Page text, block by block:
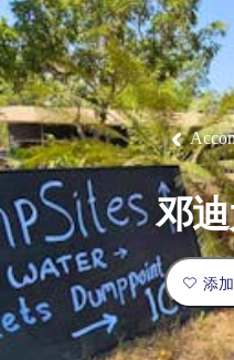
主
导
航
景
点
最
受
欢
迎
目
的
地
文泉
乌
鲁
鲁
家
公
园
特
国
家
公
园
卡
国
家
园
提
维
群
岛
东
纳
姆
地
马
塔
兰
卡
温
泉
池
尼
特
米
克
国
家
公
园
鲁
卡
鲁
/
魔
鬼
大
理
石
保
护
区
马
古
克
瀑
布
茨
奥
里
查
/
西
麦
克
唐
纳
国
家
公
园
活
动
体
验
旅
行
者
类
型
验略
与
活
动
和
探
险
野
生
动
植
物
历
史
和
产
钓
鱼
端
旅
游
露
营
和
豪
华
野
营
旅
行
灵
感
规
划
和
预
订
宿程
和
交
通
邓
添